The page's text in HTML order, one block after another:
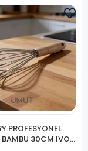
PROFESYONEL
BAMBU 30CM IVO-